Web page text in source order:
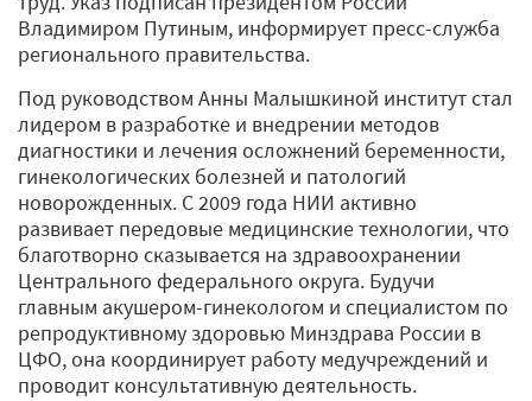
Владимиром Путиным, информирует пресс-служба
регионального правительства.
Под руководством Анны Малышкиной институт стал
лидером в разработке и внедрении методов
диагностики и лечения осложнений беременности,
гинекологических болезней и патологий
новорожденных. С 2009 года НИИ активно
развивает передовые медицинские технологии, что
благотворно сказывается на здравоохранении
Центрального федерального округа. Будучи
главным акушером-гинекологом и специалистом по
репродуктивному здоровью Минздрава России в
ЦФО, она координирует работу медучреждений и
проводит консультативную деятельность.